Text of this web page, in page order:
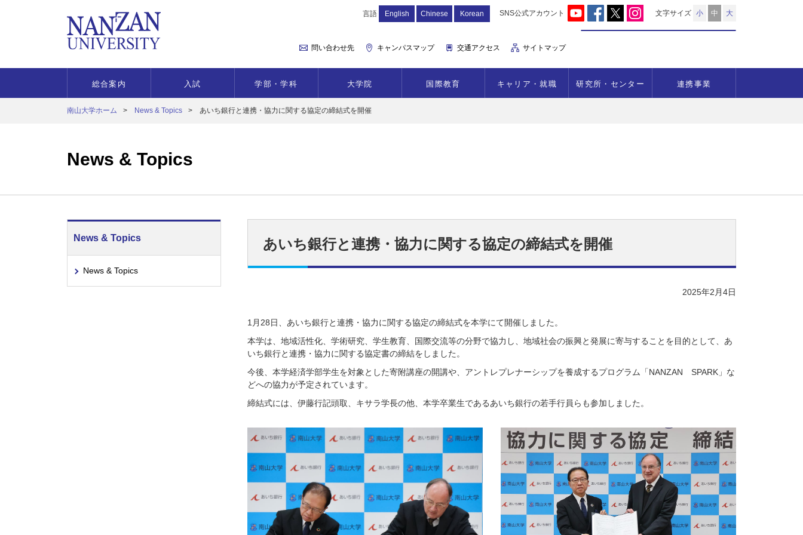
文字サイズ 小 中 大
SNS公式アカウント
問い合わせ先 キャンパスマップ 交通アクセス サイトマップ
総合案内 入試 学部・学科 大学院 国際教育 キャリア・就職 研究所・センター 連携事業
言語 English Chinese Korean
南山大学ホーム News & Topics あいち銀行と連携・協力に関する協定の締結式を開催
News & Topics
あいち銀行と連携・協力に関する協定の締結式を開催
2025年2月4日
1月28日、あいち銀行と連携・協力に関する協定の締結式を本学にて開催しました。
本学は、地域活性化、学術研究、学生教育、国際交流等の分野で協力し、地域社会の振興と発展に寄与することを目的として、あ
いち銀行と連携・協力に関する協定書の締結をしました。
今後、本学経済学部学生を対象とした寄附講座の開講や、アントレプレナーシップを養成するプログラム「NANZAN SPARK」な
どへの協力が予定されています。
締結式には、伊藤行記頭取、キサラ学長の他、本学卒業生であるあいち銀行の若手行員らも参加しました。
News & Topics
News & Topics